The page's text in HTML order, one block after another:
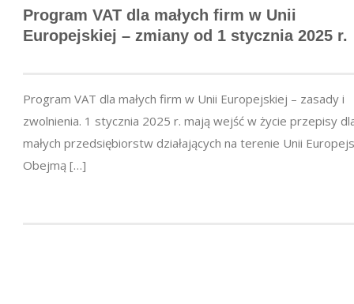
Program VAT dla małych firm w Unii
Europejskiej – zmiany od 1 stycznia 2025 r.
Program VAT dla małych firm w Unii Europejskiej – zasady i
zwolnienia. 1 stycznia 2025 r. mają wejść w życie przepisy
małych przedsiębiorstw działających na terenie Unii
Obejmą […]